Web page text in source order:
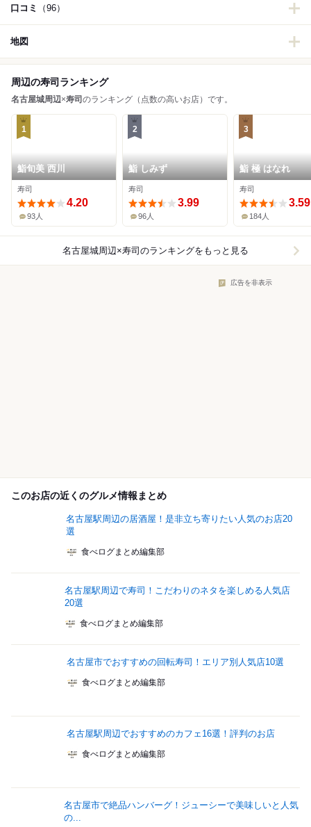
口コミ （96）
地図
周辺の寿司ランキング
名古屋城周辺×寿司 のランキング（点数の高いお店）です。
1
鮨旬美 西川
寿司
4.20
93人
2
鮨 しみず
寿司
3.99
96人
3
鮨 極 はなれ
寿司
3.59
184人
名古屋城周辺×寿司 のランキングをもっと見る
広告を非表示
このお店の近くのグルメ情報まとめ
名古屋駅周辺の居酒屋！是非立ち寄りたい人気のお店20
選
食べログまとめ編集部
名古屋駅周辺で寿司！こだわりのネタを楽しめる人気店
20選
食べログまとめ編集部
名古屋市でおすすめの回転寿司！エリア別人気店10選
食べログまとめ編集部
名古屋駅周辺でおすすめのカフェ16選！評判のお店
食べログまとめ編集部
名古屋市で絶品ハンバーグ！ジューシーで美味しいと人気
の...